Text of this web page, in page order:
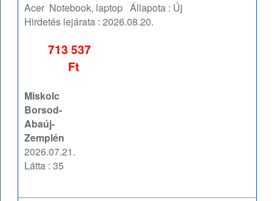
Acer Notebook, laptop Állapota : Új
Hirdetés lejárata :2026.08.20.
713 537
Ft
Miskolc
Borsod-
Abaúj-
Zemplén
2026.07.21.
Látta : 35